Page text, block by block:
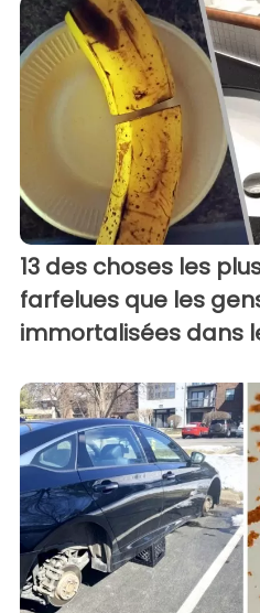
13 des choses les
farfelues que les
immortalisées dans